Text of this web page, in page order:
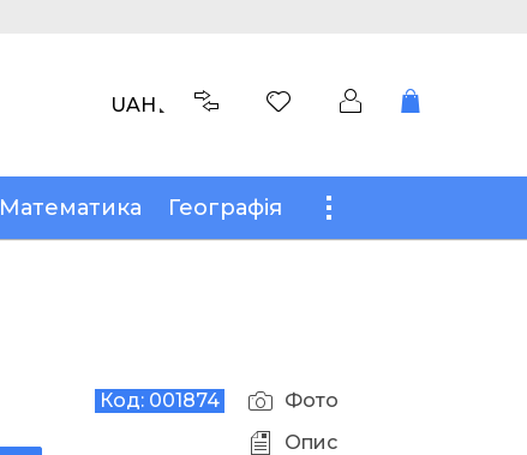
UAH
Математика Географія
Фото
Опис
Код: 001874